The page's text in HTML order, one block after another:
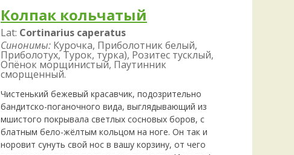
Колпак кольчатый
Lat: Cortinarius caperatus
Синонимы: Курочка, Приболотник белый,
Приболотух, Турок, турка), Розитес тусклый,
Опёнок морщинистый, Паутинник
сморщенный.
Чистенький бежевый красавчик, подозрительно
бандитско-поганочного вида, выглядывающий из
мшистого покрывала светлых сосновых боров, с
блатным бело-жёлтым кольцом на ноге. Он так и
норовит сунуть свой нос в вашу корзину, от чего